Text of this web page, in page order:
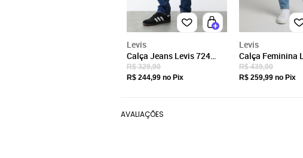
Levis
Calça Jeans Levis 724
High Rise Straight Skinny
Azul
R$ 329,90
R$ 244,99 no Pix
Levis
Calça Feminina
High Rise
R$ 439,90
R$ 259,99 no Pix
AVALIAÇÕES